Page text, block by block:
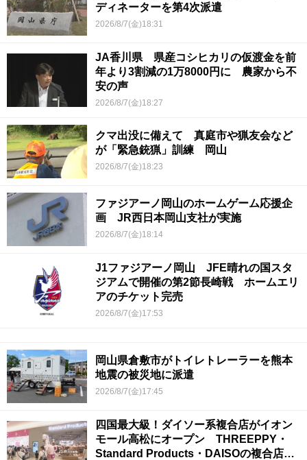
ディネーターを第4次派遣
2026/8/7(金)18:31
JA香川県 県産コシヒカリの仮渡金を前
年より3割減の1万8000円に 農家から不
安の声
2026/8/7(金)18:27
クマ出没に備えて 真庭市や猟友会など
が「緊急銃猟」訓練 岡山
2026/8/7(金)18:23
ファジアーノ岡山のホームゲーム応援企
画 JR西日本岡山支社が実施
2026/8/7(金)18:14
J1ファジアーノ岡山 JFE晴れの国スタ
ジアムで開催の第2節長崎戦 ホームエリ
アのチケット完売
2026/8/7(金)17:53
岡山県倉敷市がトイレトレーラーを熊本
地震の被災地に派遣
2026/8/7(金)17:45
四国最大級！ダイソー系複合店がイオン
モール高松にオープン THREEPPY・
Standard Products・DAISOの複合店は